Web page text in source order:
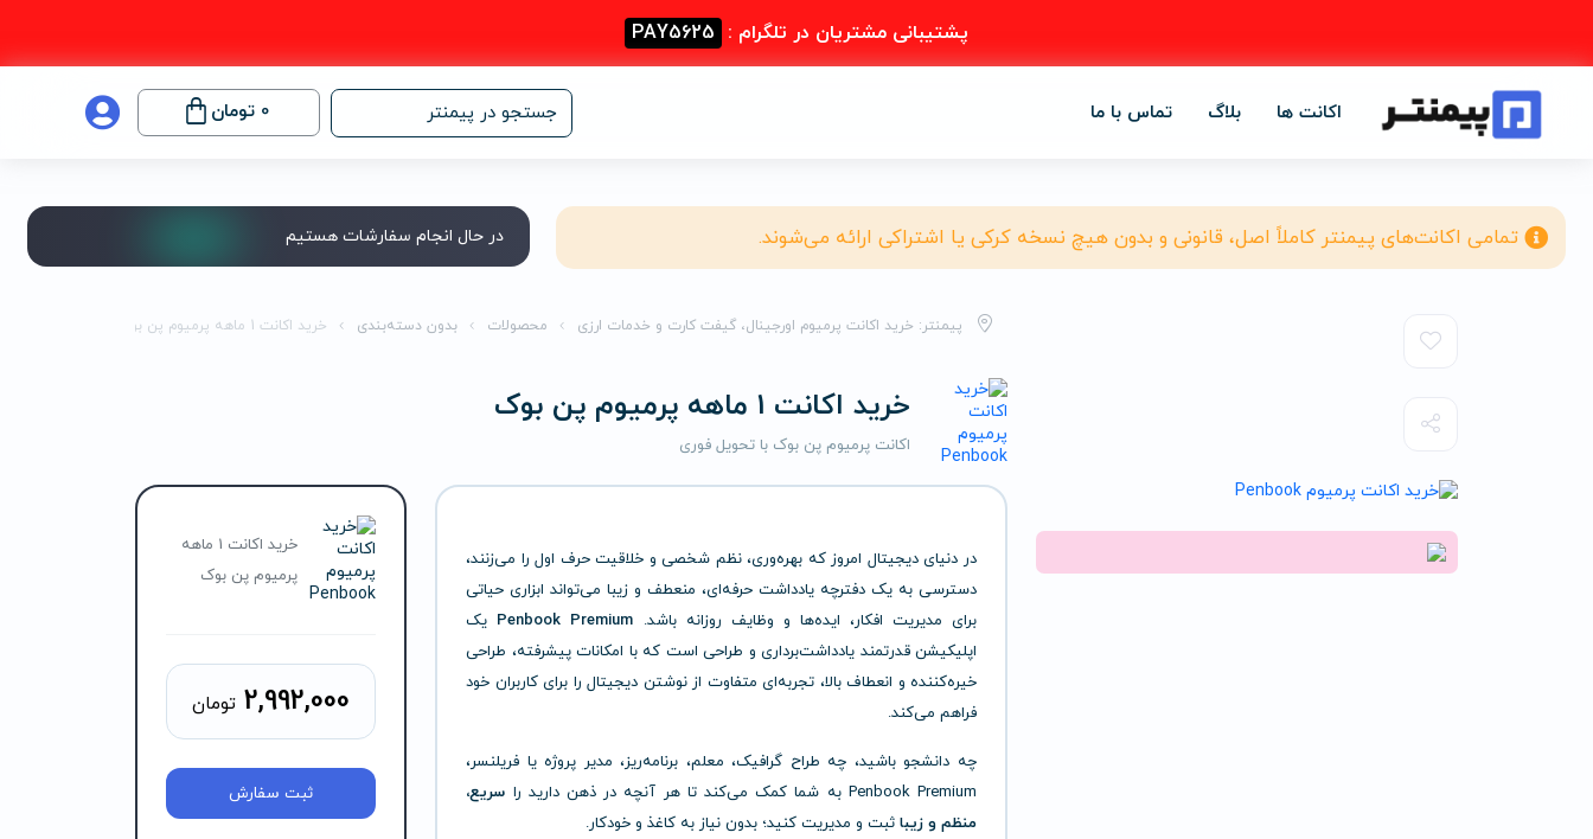
پشتیبانی مشتریان در تلگرام : PAY5625
اکانت ها بلاگ تماس با ما جستجو در پیمنتر 0 تومان
تمامی اکانت‌های پیمنتر کاملاً اصل، قانونی و بدون هیچ نسخه کرکی یا اشتراکی ارائه می‌شوند. در حال انجام سفارشات هستیم
پیمنتر: خرید اکانت پرمیوم اورجینال، گیفت کارت و خدمات ارزی محصولات بدون دسته‌بندی خرید اکانت 1 ماهه پرمیوم پن بوک
خرید اکانت 1 ماهه پرمیوم پن بوک
اکانت پرمیوم پن بوک با تحویل فوری
در دنیای دیجیتال امروز که بهره‌وری، نظم شخصی و خلاقیت حرف اول را می‌زنند،
دسترسی به یک دفترچه یادداشت حرفه‌ای، منعطف و زیبا می‌تواند ابزاری حیاتی
برای مدیریت افکار، ایده‌ها و وظایف روزانه باشد. Penbook Premium یک
اپلیکیشن قدرتمند یادداشت‌برداری و طراحی است که با امکانات پیشرفته، طراحی
خیره‌کننده و انعطاف بالا، تجربه‌ای متفاوت از نوشتن دیجیتال را برای کاربران خود
فراهم می‌کند.
چه دانشجو باشید، چه طراح گرافیک، معلم، برنامه‌ریز، مدیر پروژه یا فریلنسر،
Penbook Premium به شما کمک می‌کند تا هر آنچه در ذهن دارید را
سریع،
منظم و زیبا ثبت و مدیریت کنید؛ بدون نیاز به کاغذ و خودکار.
خرید اکانت 1 ماهه
پرمیوم پن بوک
2,992,000 تومان
ثبت سفارش